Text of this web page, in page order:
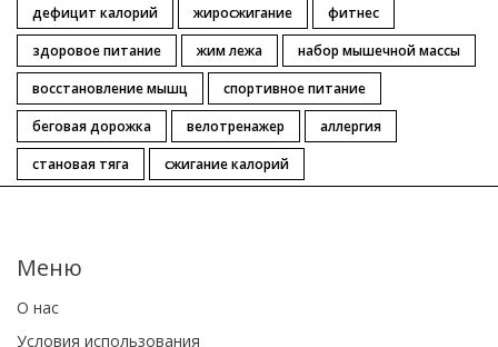
дефицит калорий
жиросжигание
фитнес
здоровое питание
жим лежа
набор мышечной массы
восстановление мышц
спортивное питание
беговая дорожка
велотренажер
аллергия
становая тяга
сжигание калорий
Меню
О нас
Условия использования